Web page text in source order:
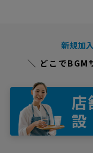
新規加
＼ どこでBGM
店
設